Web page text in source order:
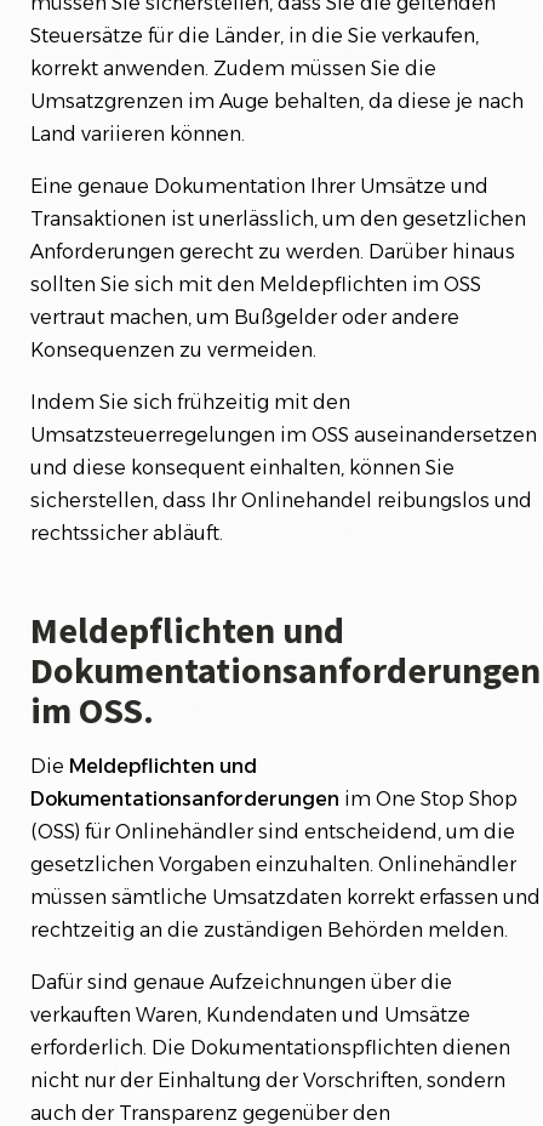
Steuersätze für die Länder, in die Sie verkaufen,
korrekt anwenden. Zudem müssen Sie die
Umsatzgrenzen im Auge behalten, da diese je nach
Land variieren können.
Eine genaue Dokumentation Ihrer Umsätze und
Transaktionen ist unerlässlich, um den gesetzlichen
Anforderungen gerecht zu werden. Darüber hinaus
sollten Sie sich mit den Meldepflichten im OSS
vertraut machen, um Bußgelder oder andere
Konsequenzen zu vermeiden.
Indem Sie sich frühzeitig mit den
Umsatzsteuerregelungen im OSS auseinandersetzen
und diese konsequent einhalten, können Sie
sicherstellen, dass Ihr Onlinehandel reibungslos und
rechtssicher abläuft.
Meldepflichten und
Dokumentationsanforderungen
im OSS.
Die Meldepflichten und
Dokumentationsanforderungen im One Stop Shop
(OSS) für Onlinehändler sind entscheidend, um die
gesetzlichen Vorgaben einzuhalten. Onlinehändler
müssen sämtliche Umsatzdaten korrekt erfassen und
rechtzeitig an die zuständigen Behörden melden.
Dafür sind genaue Aufzeichnungen über die
verkauften Waren, Kundendaten und Umsätze
erforderlich. Die Dokumentationspflichten dienen
nicht nur der Einhaltung der Vorschriften, sondern
auch der Transparenz gegenüber den